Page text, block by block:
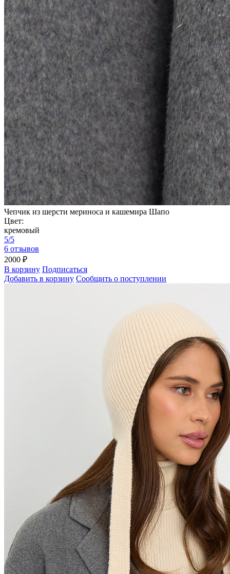
Чепчик из шерсти мериноса и кашемира Шапо
Цвет:
кремовый
5/5
6 отзывов
2000 ₽
В корзину Подписаться
Добавить в корзину Сообщить о поступлении